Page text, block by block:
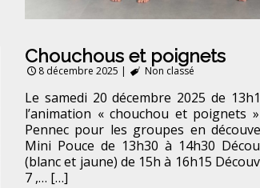
Chouchous et poignets
8 décembre 2025 | Non classé
Le samedi 20 décembre 2025 de
l’animation « chouchou et poignets
Pennec pour les groupes en
Mini Pouce de 13h30 à 14h30
(blanc et jaune) de 15h à 16h15
7 ,… […]